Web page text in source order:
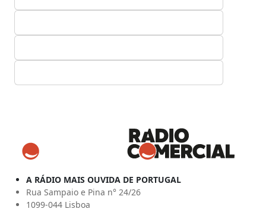
A RÁDIO MAIS OUVIDA DE PORTUGAL
Rua Sampaio e Pina n° 24/26
1099-044 Lisboa